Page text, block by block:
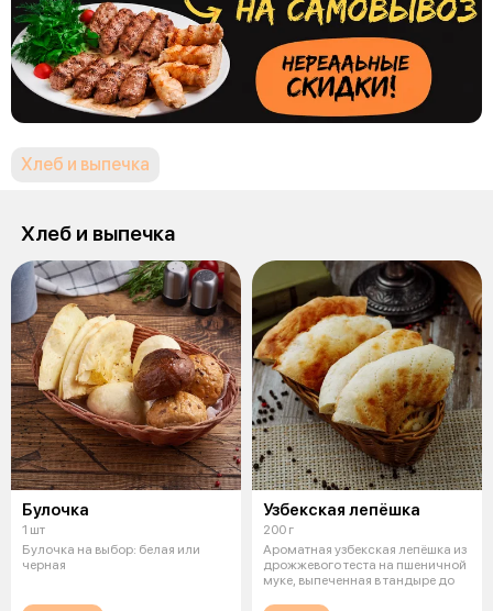
Хлеб и выпечка
Хлеб и выпечка
Булочка
1 шт
Булочка на выбор: белая или
черная
Узбекская лепёшка
200 г
Ароматная узбекская лепёшка из
дрожжевого теста на пшеничной
муке, выпеченная в тандыре до